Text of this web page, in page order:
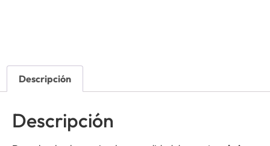
Descripción
Descripción